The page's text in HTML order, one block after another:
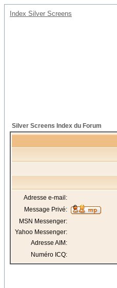
Index Silver Screens
Silver Screens Index du Forum
Adresse e-mail:
Message Privé:
MSN Messenger:
Yahoo Messenger:
Adresse AIM:
Numéro ICQ: